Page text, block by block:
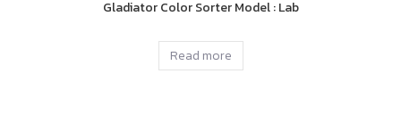
Gladiator Color Sorter Model : Lab
Read more